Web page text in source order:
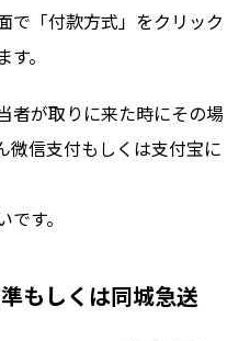
「付款方式」をクリック
。
者が取りに来た時にその場
微信支付もしくは支付宝に
す。
もしくは同城急送